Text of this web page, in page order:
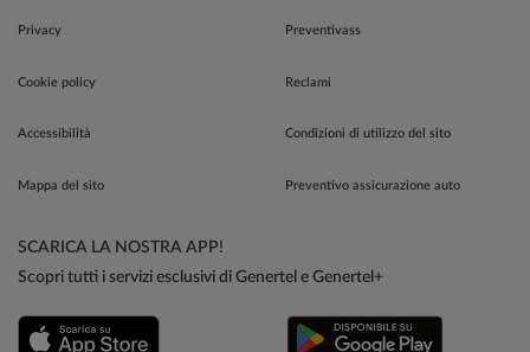
Privacy
Cookie policy
Accessibilità
Mappa del sito
Preventivass
Reclami
Condizioni di utilizzo del sito
Preventivo assicurazione auto
SCARICA LA NOSTRA APP!
Scopri tutti i servizi esclusivi di Genertel e Genertel+